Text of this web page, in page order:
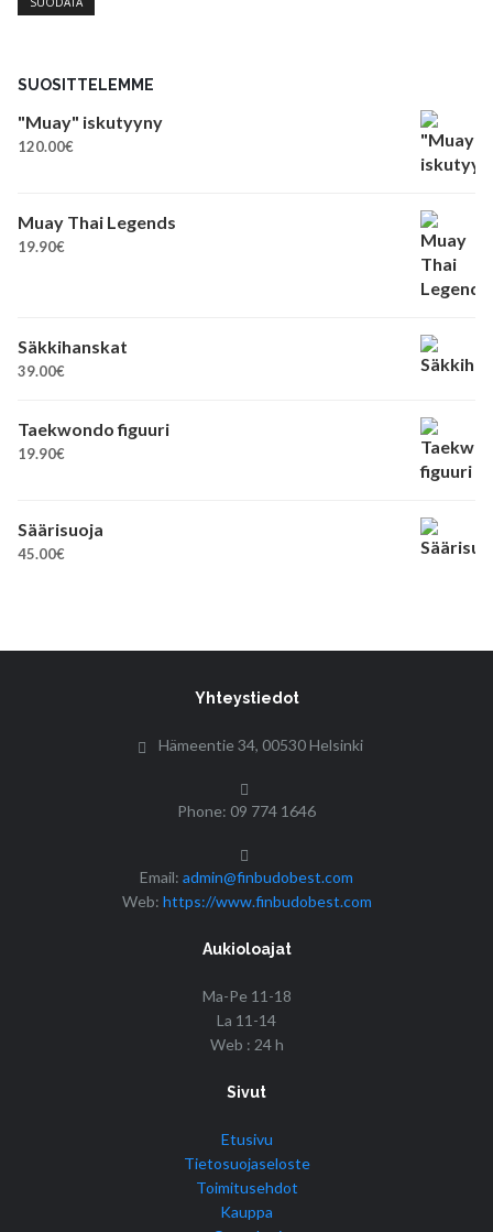
SUOSITTELEMME
"Muay" iskutyyny
120.00€
Muay Thai Legends
19.90€
Säkkihanskat
39.00€
Taekwondo figuuri
19.90€
Säärisuoja
45.00€
Yhteystiedot
Hämeentie 34, 00530 Helsinki
Phone: 09 774 1646
Email: admin@finbudobest.com
Web: https://www.finbudobest.com
Aukioloajat
Ma-Pe 11-18
La 11-14
Web : 24 h
Sivut
Etusivu
Tietosuojaseloste
Toimitusehdot
Kauppa